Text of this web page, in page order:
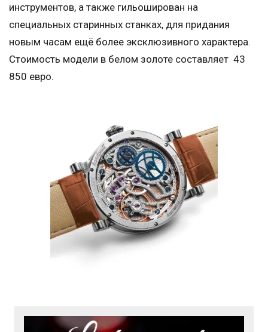
инструментов, а также гильоширован на
специальных старинных станках, для придания
новым часам ещё более эксклюзивного характера.
Стоимость модели в белом золоте составляет 43
850 евро.